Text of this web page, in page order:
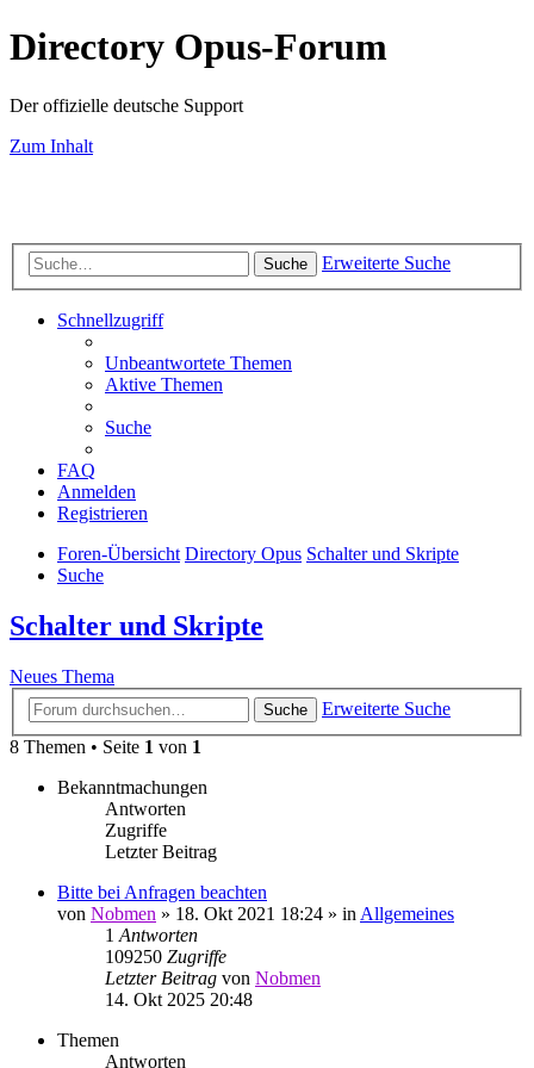
Directory Opus-Forum
Der offizielle deutsche Support
Zum Inhalt
Suche Erweiterte Suche
Schnellzugriff
Unbeantwortete Themen
Aktive Themen
Suche
FAQ
Anmelden
Registrieren
Foren-Übersicht Directory Opus Schalter und Skripte
Suche
Schalter und Skripte
Neues Thema
Suche
Erweiterte Suche
8 Themen • Seite 1 von 1
Bekanntmachungen
Antworten
Zugriffe
Letzter Beitrag
Bitte bei Anfragen beachten
von Nobmen » 18. Okt 2021 18:24 » in Allgemeines
1 Antworten
109250 Zugriffe
Letzter Beitrag von Nobmen
14. Okt 2025 20:48
Themen
Antworten